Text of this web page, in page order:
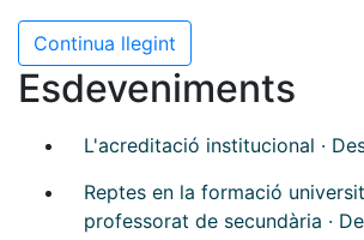
Continua llegint
Esdeveniments
L'acreditació institucional ·
Reptes en la formació
professorat de secundària ·